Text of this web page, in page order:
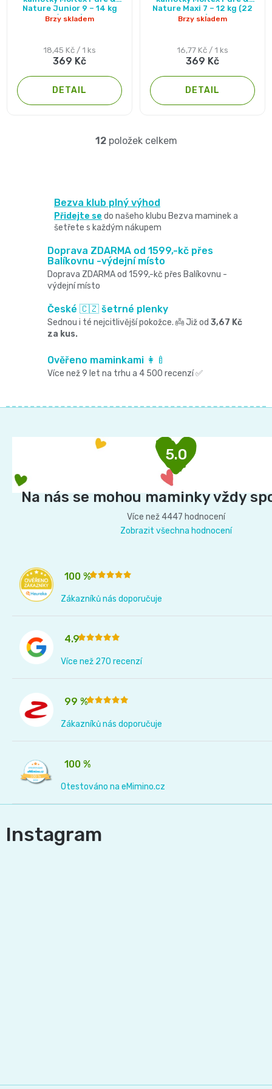
Nature Junior 9 – 14 kg
(20 ks)produktu
5,0
z
5
hvězdiček.
Brzy skladem
369 Kč
Měrná
cena:
18,45 Kč / 1 ks
DETAIL
Nature Maxi 7 – 12 kg (22
ks)produktu
5,0
z
5
hvězdiček.
Brzy skladem
369 Kč
Měrná
cena:
16,77 Kč / 1 ks
DETAIL
O
l
á
d
a
c
p
v
k
y
i
s
u
12položek celkem
Bezva klub plný výhod
Přidejte se do našeho klubu Bezva maminek a
šetřete s každým nákupem
Doprava ZDARMA od 1599,-kč přes
Balíkovnu -výdejní místo
Doprava ZDARMA od 1599,-kč přes Balíkovnu -
výdejní místo
České 🇨🇿 šetrné plenky
Sednou i té nejcitlivější pokožce. 👼 Již od 3,67 Kč
za kus.
Ověřeno maminkami 👩‍🍼
Více než 9 let na trhu a 4 500 recenzí ✅
5.0
Na nás se mohou maminky vždy
Více než 4447 hodnocení
Zobrazit všechna hodnocení
100 %
Zákazníků nás doporučuje
4.9
Více než 270 recenzí
99 %
Zákazníků nás doporučuje
100 %
Otestováno na eMimino.cz
Instagram